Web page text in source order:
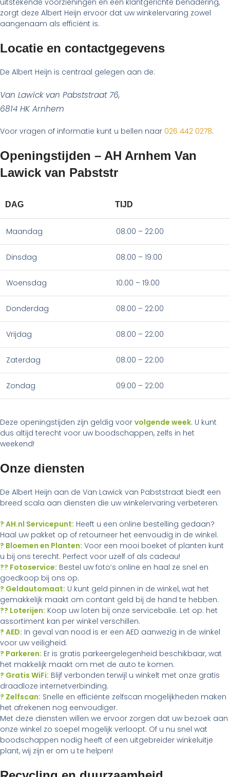
uitstekende voorzieningen en een klantgerichte benadering,
zorgt deze Albert Heijn ervoor dat uw winkelervaring zowel
aangenaam als efficiënt is.
Locatie en contactgegevens
De Albert Heijn is centraal gelegen aan de:
Van Lawick van Pabststraat 76,
6814 HK Arnhem
Voor vragen of informatie kunt u bellen naar 026 442 0278.
Openingstijden – AH Arnhem Van
Lawick van Pabststr
DAG TIJD
Maandag 08:00 – 22:00
Dinsdag 08:00 – 19:00
Woensdag 10:00 – 19:00
Donderdag 08:00 – 22:00
Vrijdag 08:00 – 22:00
Zaterdag 08:00 – 22:00
Zondag 09:00 – 22:00
Deze openingstijden zijn geldig voor volgende week. U kunt
dus altijd terecht voor uw boodschappen, zelfs in het
weekend!
Onze diensten
De Albert Heijn aan de Van Lawick van Pabststraat biedt een
breed scala aan diensten die uw winkelervaring verbeteren:
? AH.nl Servicepunt: Heeft u een online bestelling gedaan?
Haal uw pakket op of retourneer het eenvoudig in de winkel.
? Bloemen en Planten: Voor een mooi boeket of planten kunt
u bij ons terecht. Perfect voor uzelf of als cadeau!
?? Fotoservice: Bestel uw foto’s online en haal ze snel en
goedkoop bij ons op.
? Geldautomaat: U kunt geld pinnen in de winkel, wat het
gemakkelijk maakt om contant geld bij de hand te hebben.
?? Loterijen: Koop uw loten bij onze servicebalie. Let op: het
assortiment kan per winkel verschillen.
? AED: In geval van nood is er een AED aanwezig in de winkel
voor uw veiligheid.
? Parkeren: Er is gratis parkeergelegenheid beschikbaar, wat
het makkelijk maakt om met de auto te komen.
? Gratis WiFi: Blijf verbonden terwijl u winkelt met onze gratis
draadloze internetverbinding.
? Zelfscan: Snelle en efficiënte zelfscan mogelijkheden maken
het afrekenen nog eenvoudiger.
Met deze diensten willen we ervoor zorgen dat uw bezoek aan
onze winkel zo soepel mogelijk verloopt. Of u nu snel wat
boodschappen nodig heeft of een uitgebreider winkeluitje
plant, wij zijn er om u te helpen!